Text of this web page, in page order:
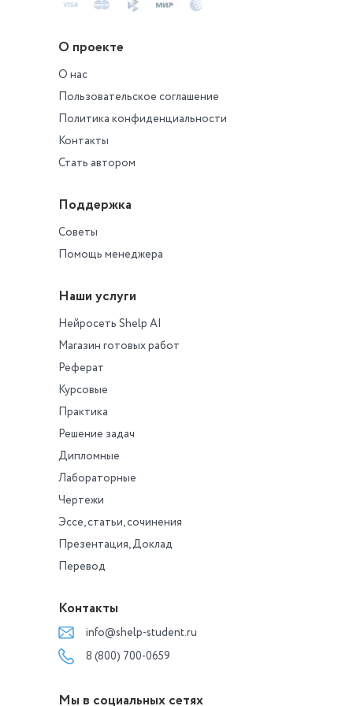
О проекте
О нас
Пользовательское соглашение
Политика конфиденциальности
Контакты
Стать автором
Поддержка
Советы
Помощь менеджера
Наши услуги
Нейросеть Shelp AI
Магазин готовых работ
Реферат
Курсовые
Практика
Решение задач
Дипломные
Лабораторные
Чертежи
Эссе, статьи, сочинения
Презентация, Доклад
Перевод
Контакты
info@shelp-student.ru
8 (800) 700-0659
Мы в социальных сетях